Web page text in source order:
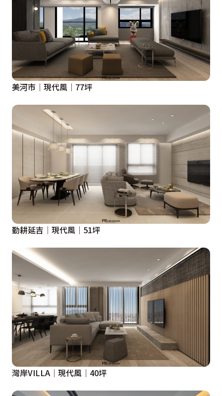
美河市│現代風│77坪
勤耕延吉│現代風│51坪
灣岸VILLA│現代風│40坪